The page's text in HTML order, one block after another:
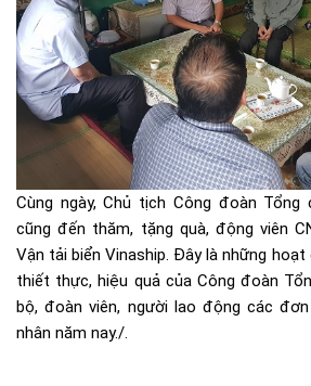
Cùng ngày, Chủ tịch Công đoàn Tổng
cũng đến thăm, tặng quà, động viên
Vận tải biển Vinaship. Đây là những
thiết thực, hiệu quả của Công đoàn
bộ, đoàn viên, người lao động các
nhân năm nay./.